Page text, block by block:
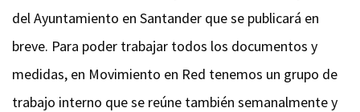
del Ayuntamiento en Santander que se publicará en
breve. Para poder trabajar todos los documentos y
medidas, en Movimiento en Red tenemos un grupo de
trabajo interno que se reúne también semanalmente y